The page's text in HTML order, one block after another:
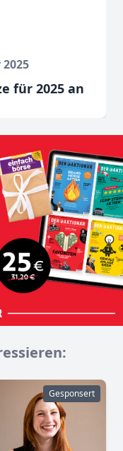
für 2025 an
Gesponsert